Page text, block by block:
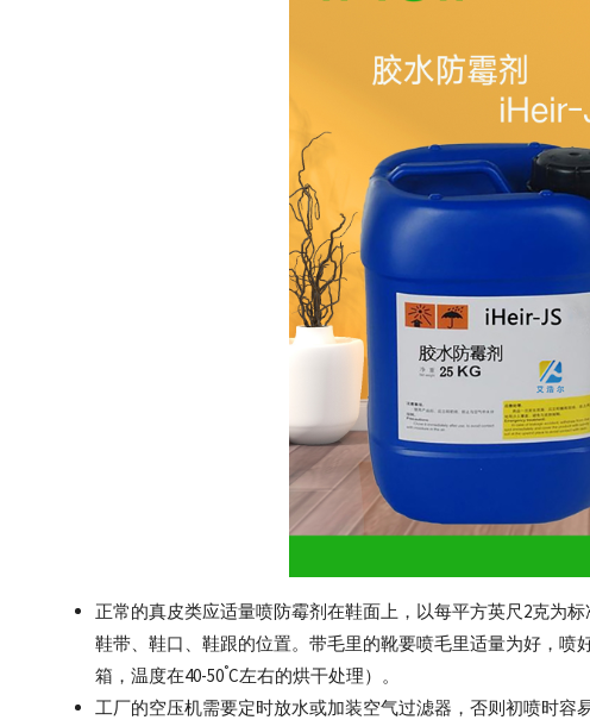
正常的真皮类应适量喷防霉剂在鞋面上，以每平方英尺2克为
鞋带、鞋口、鞋跟的位置。带毛里的靴要喷毛里适量为好，
箱，温度在40-50°C左右的烘干处理）。
工厂的空压机需要定时放水或加装空气过滤器，否则初喷时容